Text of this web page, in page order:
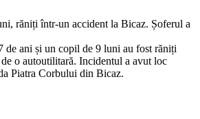
de ani și un copil de 9 luni au fost răniți
o autoutilitară. Incidentul a avut loc
Piatra Corbului din Bicaz.